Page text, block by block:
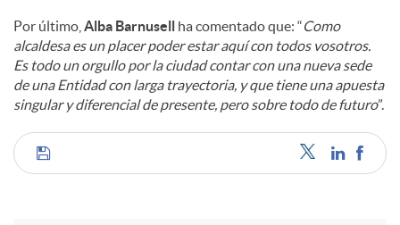
Por último, Alba Barnusell ha comentado que: “Como
alcaldesa es un placer poder estar aquí con todos vosotros.
Es todo un orgullo por la ciudad contar con una nueva sede
de una Entidad con larga trayectoria, y que tiene una apuesta
singular y diferencial de presente, pero sobre todo de futuro”.
C